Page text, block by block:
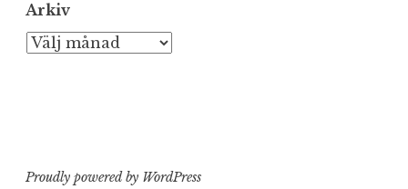
Arkiv
Arkiv
Proudly powered by WordPress